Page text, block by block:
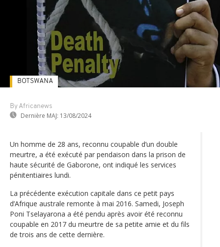
By Africanews
Dernière MAJ: 13/08/2024
BOTSWANA
Un homme de 28 ans, reconnu coupable d’un double
meurtre, a été exécuté par pendaison dans la prison de
haute sécurité de Gaborone, ont indiqué les services
pénitentiaires lundi.
La précédente exécution capitale dans ce petit pays
d’Afrique australe remonte à mai 2016. Samedi, Joseph
Poni Tselayarona a été pendu après avoir été reconnu
coupable en 2017 du meurtre de sa petite amie et du fils
de trois ans de cette dernière.